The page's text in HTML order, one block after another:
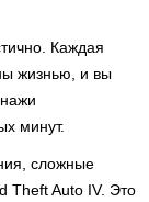
Каждая
жизнью, и вы
минут.
сложные
Theft Auto IV. Это